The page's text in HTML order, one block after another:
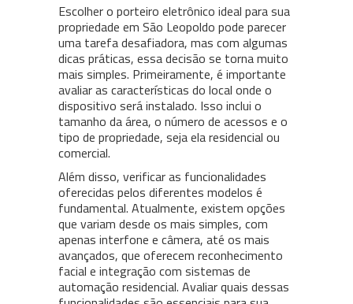
Escolher o porteiro eletrônico ideal para sua
propriedade em São Leopoldo pode parecer
uma tarefa desafiadora, mas com algumas
dicas práticas, essa decisão se torna muito
mais simples. Primeiramente, é importante
avaliar as características do local onde o
dispositivo será instalado. Isso inclui o
tamanho da área, o número de acessos e o
tipo de propriedade, seja ela residencial ou
comercial.
Além disso, verificar as funcionalidades
oferecidas pelos diferentes modelos é
fundamental. Atualmente, existem opções
que variam desde os mais simples, com
apenas interfone e câmera, até os mais
avançados, que oferecem reconhecimento
facial e integração com sistemas de
automação residencial. Avaliar quais dessas